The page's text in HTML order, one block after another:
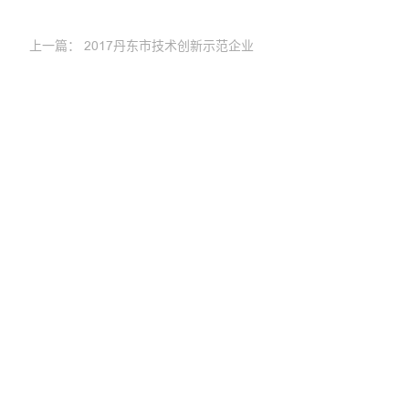
上一篇： 2017丹东市技术创新示范企业